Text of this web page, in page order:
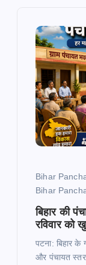
Bihar
Bihar
बिहार की
रविवार को
पटना: बिहार के
और पंचायत स्तर